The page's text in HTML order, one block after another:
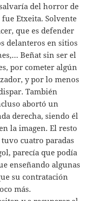
del horror de
Etxeita. Solvente
que es defender
delanteros en sitios
Beñat sin ser el
por cometer algún
y por lo menos
También
abortó un
derecha, siendo él
la imagen. El resto
cuatro paradas
parecía que podía
enseñando algunas
su contratación
más.